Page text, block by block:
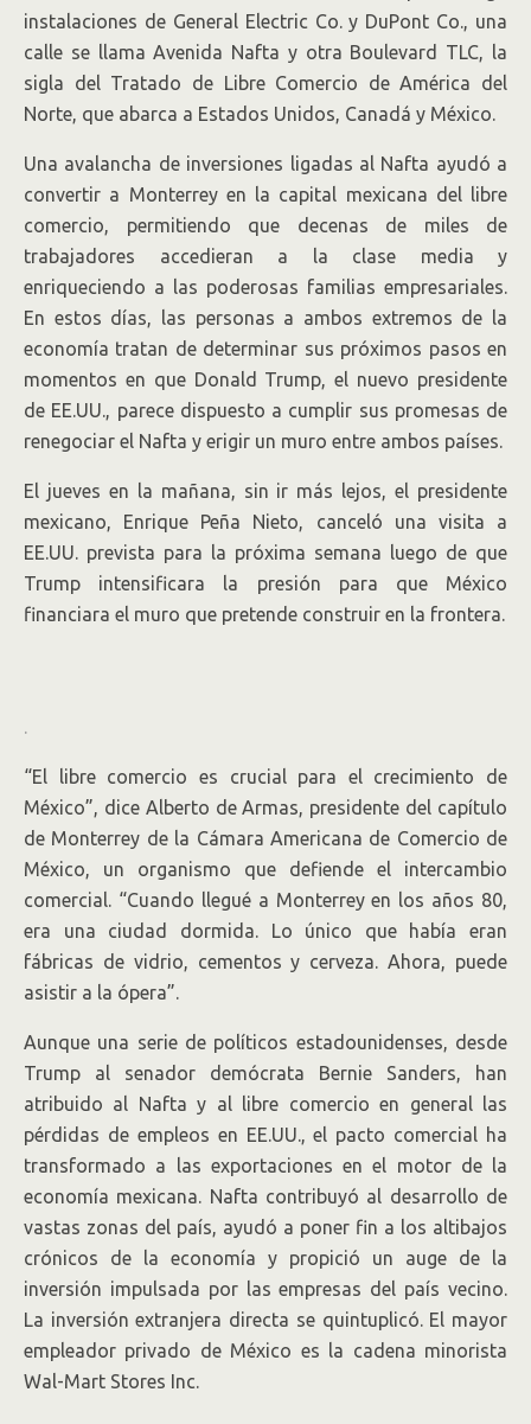
instalaciones de General Electric Co. y DuPont Co., una
calle se llama Avenida Nafta y otra Boulevard TLC, la
sigla del Tratado de Libre Comercio de América del
Norte, que abarca a Estados Unidos, Canadá y México.
Una avalancha de inversiones ligadas al Nafta ayudó a
convertir a Monterrey en la capital mexicana del libre
comercio, permitiendo que decenas de miles de
trabajadores accedieran a la clase media y
enriqueciendo a las poderosas familias empresariales.
En estos días, las personas a ambos extremos de la
economía tratan de determinar sus próximos pasos en
momentos en que Donald Trump, el nuevo presidente
de EE.UU., parece dispuesto a cumplir sus promesas de
renegociar el Nafta y erigir un muro entre ambos países.
El jueves en la mañana, sin ir más lejos, el presidente
mexicano, Enrique Peña Nieto, canceló una visita a
EE.UU. prevista para la próxima semana luego de que
Trump intensificara la presión para que México
financiara el muro que pretende construir en la frontera.
.
“El libre comercio es crucial para el crecimiento de
México”, dice Alberto de Armas, presidente del capítulo
de Monterrey de la Cámara Americana de Comercio de
México, un organismo que defiende el intercambio
comercial. “Cuando llegué a Monterrey en los años 80,
era una ciudad dormida. Lo único que había eran
fábricas de vidrio, cementos y cerveza. Ahora, puede
asistir a la ópera”.
Aunque una serie de políticos estadounidenses, desde
Trump al senador demócrata Bernie Sanders, han
atribuido al Nafta y al libre comercio en general las
pérdidas de empleos en EE.UU., el pacto comercial ha
transformado a las exportaciones en el motor de la
economía mexicana. Nafta contribuyó al desarrollo de
vastas zonas del país, ayudó a poner fin a los altibajos
crónicos de la economía y propició un auge de la
inversión impulsada por las empresas del país vecino.
La inversión extranjera directa se quintuplicó. El mayor
empleador privado de México es la cadena minorista
Wal-Mart Stores Inc.